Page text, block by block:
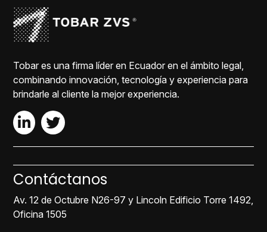
Tobar es una firma líder en Ecuador en el ámbito legal,
combinando innovación, tecnología y experiencia para
brindarle al cliente la mejor experiencia.
Contáctanos
Av. 12 de Octubre N26-97 y Lincoln Edificio Torre 1492,
Oficina 1505